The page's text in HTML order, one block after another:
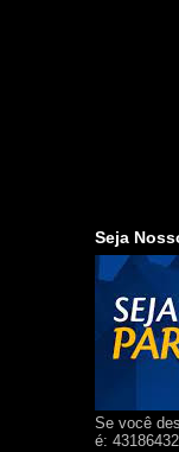
Seja
Se você
é: